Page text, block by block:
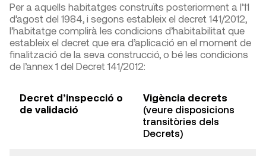
Per a aquells habitatges construïts posteriorment a l’11
d’agost del 1984, i segons estableix el decret 141/2012,
l’habitatge complirà les condicions d’habitabilitat que
estableix el decret que era d’aplicació en el moment de
finalització de la seva construcció, o bé les condicions
de l’annex 1 del Decret 141/2012:
Decret d’inspecció o
de validació
Vigència decrets
(veure disposicions
transitòries dels
Decrets)